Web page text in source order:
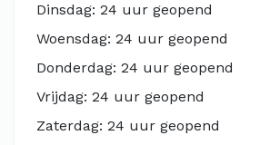
Dinsdag: 24 uur geopend
Woensdag: 24 uur geopend
Donderdag: 24 uur geopend
Vrijdag: 24 uur geopend
Zaterdag: 24 uur geopend